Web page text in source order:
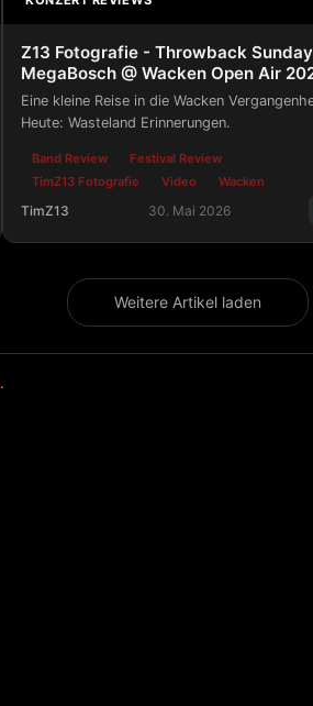
Z13 Fotografie - Throwback
MegaBosch @ Wacken Open Air
Eine kleine Reise in die Wacken
Heute: Wasteland Erinnerungen.
Band Review
Festival Review
TimZ13 Fotografie
Video Wacken
TimZ13 30. Mai 2026
Weitere Artikel laden
.